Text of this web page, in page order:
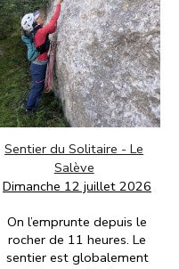
Sentier du Solitaire - Le
Salève
Dimanche 12 juillet 2026
On l’emprunte depuis le
rocher de 11 heures. Le
sentier est globalement